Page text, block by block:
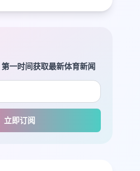
一时间获取最新体育新闻
立即订阅